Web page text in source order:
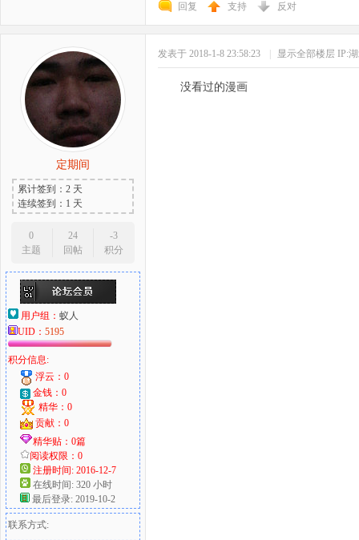
回复 支持 反对
定期间
累计签到：2 天
连续签到：1 天
0
主题
24
回帖
-3
积分
用户组： 蚁人
UID： 5195
积分信息:
浮云：0
金钱：0
精华：0
贡献：0
精华贴：0篇
阅读权限：0
注册时间: 2016-12-7
在线时间: 320 小时
最后登录: 2019-10-2
联系方式:
发表于 2018-1-8 23:58:23 显示全部楼层 IP:
没看过的漫画